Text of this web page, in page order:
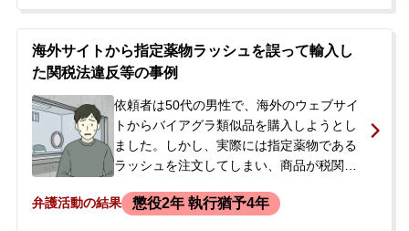
への発覚を不安に思い、当事務所へ相談に
来られました。
海外サイトから指定薬物ラッシュを誤って輸入し
た関税法違反等の事例
依頼者は50代の男性で、海外のウェブサイ
トからバイアグラ類似品を購入しようとし
ました。しかし、実際には指定薬物である
ラッシュを注文してしまい、商品が税関で
職員による家宅捜索を受け、警察署への出
弁護活動の結果 懲役2年 執行猶予4年